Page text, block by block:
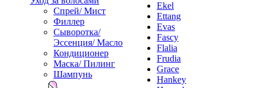
Спрей/ Мист
Филлер
Сыворотка/
Эссенция/ Масло
Кондиционер
Маска/ Пилинг
Шампунь
Ekel
Ettang
Evas
Fascy
Flalia
Frudia
Grace
Hankey